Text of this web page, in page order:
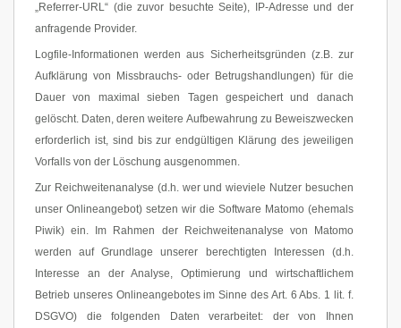
„Referrer-URL“ (die zuvor besuchte Seite), IP-Adresse und der
anfragende Provider.
Logfile-Informationen werden aus Sicherheitsgründen (z.B. zur
Aufklärung von Missbrauchs- oder Betrugshandlungen) für die
Dauer von maximal sieben Tagen gespeichert und danach
gelöscht. Daten, deren weitere Aufbewahrung zu Beweiszwecken
erforderlich ist, sind bis zur endgültigen Klärung des jeweiligen
Vorfalls von der Löschung ausgenommen.
Zur Reichweitenanalyse (d.h. wer und wieviele Nutzer besuchen
unser Onlineangebot) setzen wir die Software Matomo (ehemals
Piwik) ein. Im Rahmen der Reichweitenanalyse von Matomo
werden auf Grundlage unserer berechtigten Interessen (d.h.
Interesse an der Analyse, Optimierung und wirtschaftlichem
Betrieb unseres Onlineangebotes im Sinne des Art. 6 Abs. 1 lit. f.
DSGVO) die folgenden Daten verarbeitet: der von Ihnen